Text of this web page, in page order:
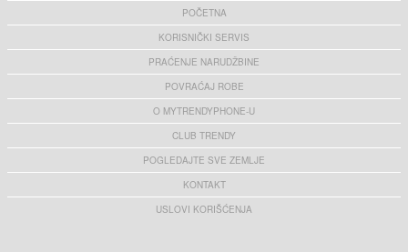
POČETNA
KORISNIČKI SERVIS
PRAĆENJE NARUDŽBINE
POVRAĆAJ ROBE
O MYTRENDYPHONE-U
CLUB TRENDY
POGLEDAJTE SVE ZEMLJE
KONTAKT
USLOVI KORIŠĆENJA